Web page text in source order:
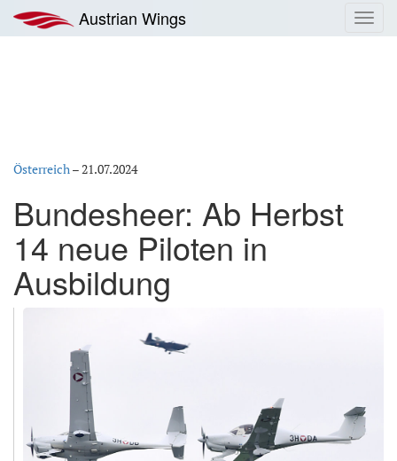
Inhalt
springen
Austrian Wings
Österreich–21.07.2024
Bundesheer: Ab Herbst
14 neue Piloten in
Ausbildung